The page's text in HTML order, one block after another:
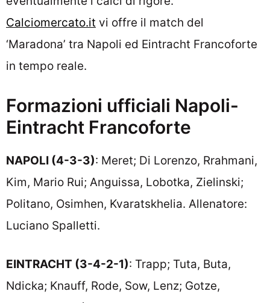
Calciomercato.it vi offre il match del
‘Maradona’ tra Napoli ed Eintracht Francoforte
in tempo reale.
Formazioni ufficiali Napoli-
Eintracht Francoforte
NAPOLI (4-3-3): Meret; Di Lorenzo, Rrahmani,
Kim, Mario Rui; Anguissa, Lobotka, Zielinski;
Politano, Osimhen, Kvaratskhelia. Allenatore:
Luciano Spalletti.
EINTRACHT (3-4-2-1): Trapp; Tuta, Buta,
Ndicka; Knauff, Rode, Sow, Lenz; Gotze,